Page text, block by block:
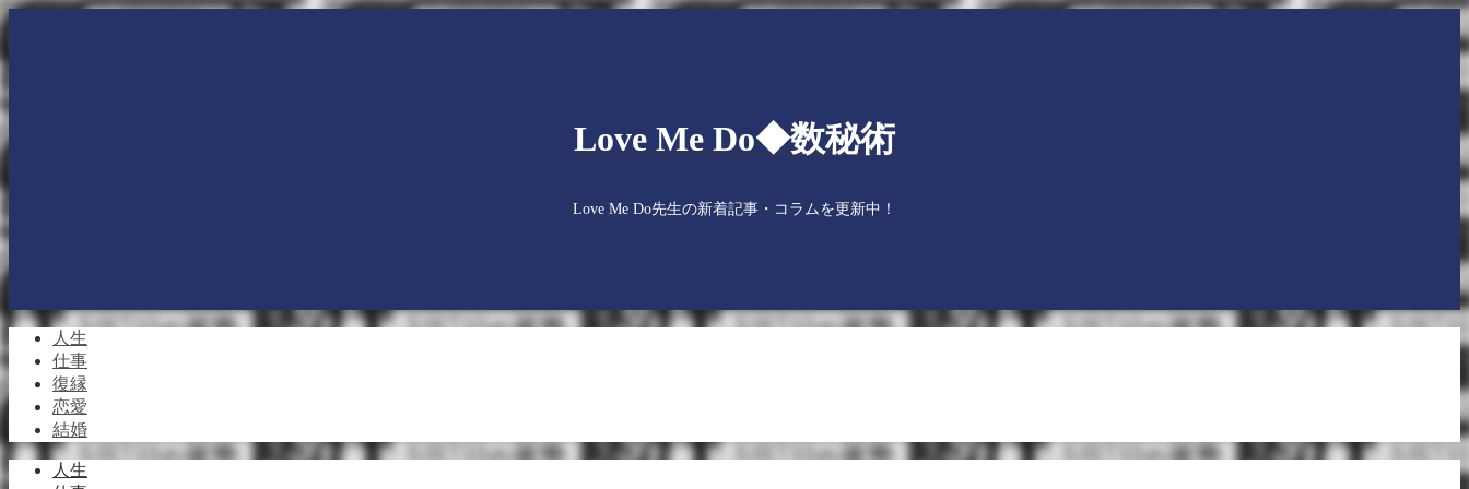
Love Me Do◆数秘術
Love Me Do先生の新着記事・コラムを更新中！
人生
仕事
復縁
恋愛
結婚
人生